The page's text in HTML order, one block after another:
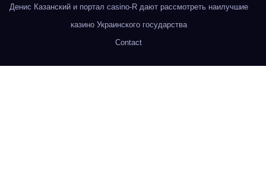
Денис Казанский и портал casino-R дают рассмотреть наилучшие
казино Украинского государства
Contact